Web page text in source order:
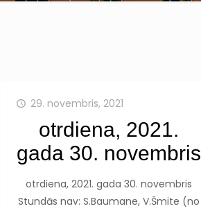
29. novembris, 2021
otrdiena, 2021.
gada 30. novembris
otrdiena, 2021. gada 30. novembris
Stundās nav: S.Baumane, V.Šmite (no